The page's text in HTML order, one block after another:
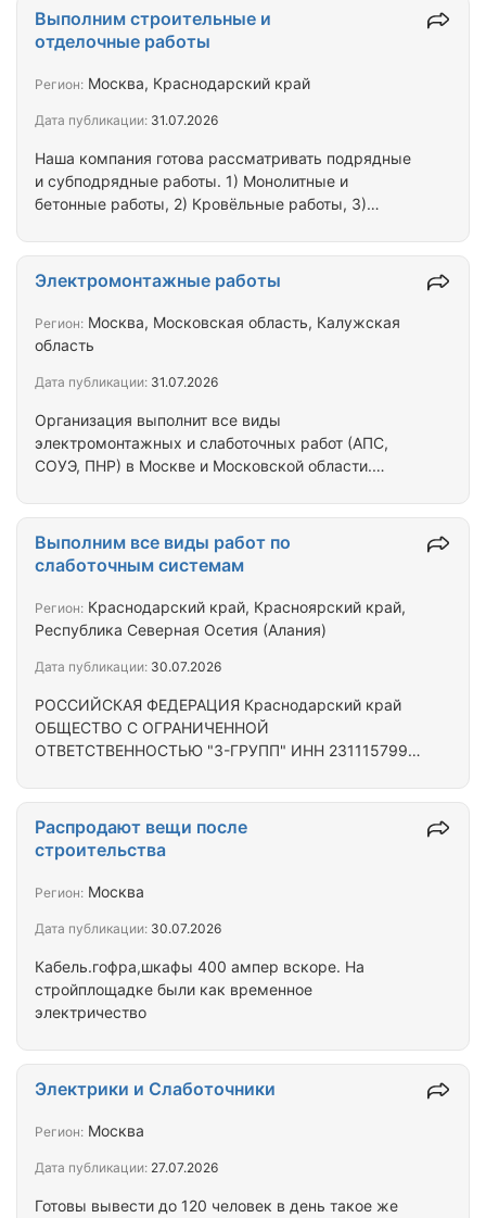
и частными заказчиками. География — Москва,
Московская область, все регионы ЦФО. Наши
услуги: - Проектирование систем
электроснабжения (квартиры, коттеджи,
электропроводки (скрытая/открытая) в квартирах,
Наша компания готова рассматривать подрядные
и субподрядные работы. 1) Монолитные и
бетонные работы, 2) Кровёльные работы, 3)
Все выды отделочных работ от А до Я 6)
Сварочные работы 7) Монтаж металогонструкций
8) Благоустройство 9) Демонтажные работы 10)
Электромонтажные работы 11) Вентиляционные
в Московской области, в Краснодарском крае Наш
Выполним строительные и
отделочные работы
Регион: Москва, Краснодарский край
Дата публикации: 31.07.2026
Организация выполнит все виды
электромонтажных и слаботочных работ (АПС,
СОУЭ, ПНР) в Москве и Московской области.
Любая форма договора и оплаты - с НДС, без НДС.
Опыт работы более 12 лет (офисные и торговые
школы.) Сроки и стоимость выполнения работ -
после предоставления ВОР или можем
оплаты - аванс перед…
Электромонтажные работы
Регион: Москва, Московская область, Калужская
область
Дата публикации: 31.07.2026
РОССИЙСКАЯ ФЕДЕРАЦИЯ Краснодарский край
ОБЩЕСТВО С ОГРАНИЧЕННОЙ
ОТВЕТСТВЕННОСТЬЮ "З-ГРУПП" ИНН 2311157992
1132311006332 Банк АО «ТБанк» БИК банка
044525974 ИНН банка 7710140679
Корреспондентский счет банка
30101810145250000974 г. Краснодар 2026г.
предлагает выполнение работ (монтажные и
1.Пожарная сигнализация и система оповещения
и…
Выполним все виды работ по
слаботочным системам
Регион: Краснодарский край, Красноярский край,
Республика Северная Осетия (Алания)
Дата публикации: 30.07.2026
Кабель.гофра,шкафы 400 ампер вскоре. На
стройплощадке были как временное
электричество
Распродают вещи после
строительства
Регион: Москва
Дата публикации: 30.07.2026
Готовы вывести до 120 человек в день такое же
Электрики и Слаботочники
Регион: Москва
Дата публикации: 27.07.2026